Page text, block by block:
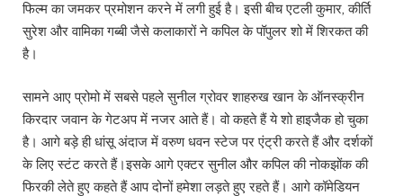
फिल्म का जमकर प्रमोशन करने में लगी हुई है। इसी बीच एटली कुमार, कीर्ति
सुरेश और वामिका गब्बी जैसे कलाकारों ने कपिल के पॉपुलर शो में शिरकत की
है।
सामने आए प्रोमो में सबसे पहले सुनील ग्रोवर शाहरुख खान के ऑनस्क्रीन
किरदार जवान के गेटअप में नजर आते हैं। वो कहते हैं ये शो हाइजैक हो चुका
है। आगे बड़े ही धांसू अंदाज में वरुण धवन स्टेज पर एंट्री करते हैं और दर्शकों
के लिए स्टंट करते हैं।इसके आगे एक्टर सुनील और कपिल की नोकझोंक की
फिरकी लेते हुए कहते हैं आप दोनों हमेशा लड़ते हुए रहते हैं। आगे कॉमेडियन